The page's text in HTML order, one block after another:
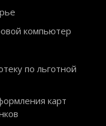
компьютер
по льготной
карт